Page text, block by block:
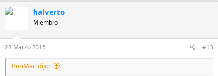
halverto
Miembro
23 Marzo 2015 #13
IronMan dijo: